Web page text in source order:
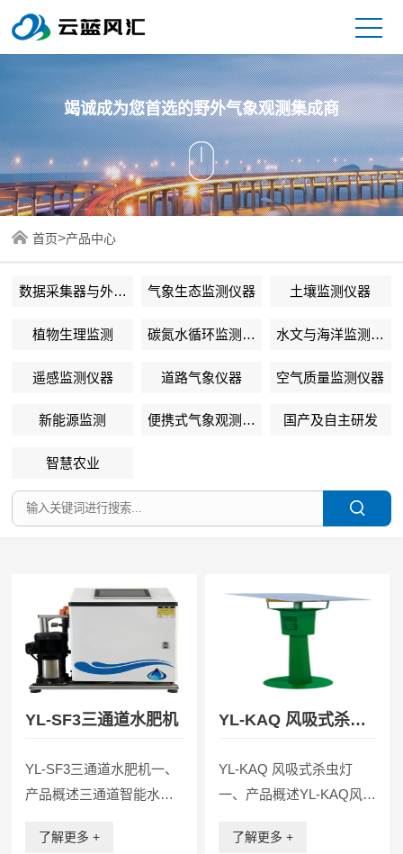
竭诚成为您首选的野外气象观测集成商
首页>产品中心
数据采集器与外围 气象生态监测仪器 土壤监测仪器
植物生理监测 碳氮水循环监测仪 水文与海洋监测仪
遥感监测仪器 道路气象仪器 空气质量监测仪器
新能源监测 便携式气象观测设 国产及自主研发
智慧农业
YL-SF3三通道水肥机
YL-SF3三通道水肥机一、
产品概述三通道智能水肥
水肥一体化设备，这种设
了解更多 +
YL-KAQ 风吸式杀虫
YL-KAQ 风吸式杀虫灯
一、产品概述YL-KAQ风吸
趋光性的特点，利用昆虫
了解更多 +